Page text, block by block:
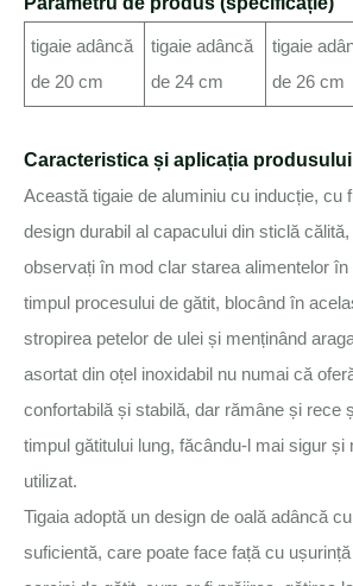
tigaie adâncă
de 20 cm
tigaie adâncă
de 24 cm
tigaie
de 26 cm
Caracteristica și aplicația produsului
Această tigaie de aluminiu cu inducție, cu
design durabil al capacului din sticlă
observați în mod clar starea alimentelor
timpul procesului de gătit, blocând în
stropirea petelor de ulei și menținând
asortat din oțel inoxidabil nu numai că
confortabilă și stabilă, dar rămâne și rece
timpul gătitului lung, făcându-l mai sigur și
utilizat.
Tigaia adoptă un design de oală adâncă
suficientă, care poate face față cu